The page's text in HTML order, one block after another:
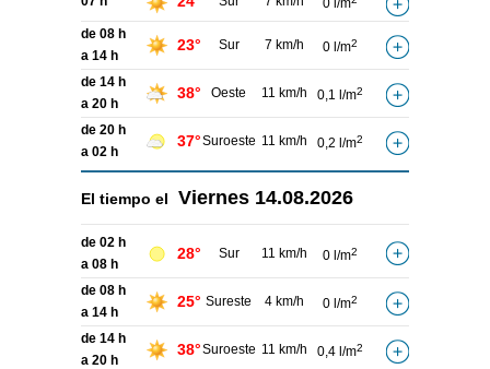
de 08 h
a 14 h
23° Sur 7 km/h 0 l/m2
de 14 h
a 20 h
38° Oeste 11 km/h 0,1 l/m2
de 20 h
a 02 h
37°Suroeste 11 km/h 0,2 l/m2
El tiempo el Viernes 14.08.2026
de 02 h
a 08 h
28° Sur 11 km/h 0 l/m2
de 08 h
a 14 h
25° Sureste 4 km/h 0 l/m2
de 14 h
a 20 h
38°Suroeste 11 km/h 0,4 l/m2